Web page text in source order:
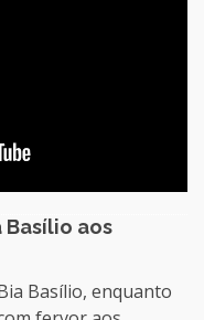
Basílio aos
Basílio, enquanto